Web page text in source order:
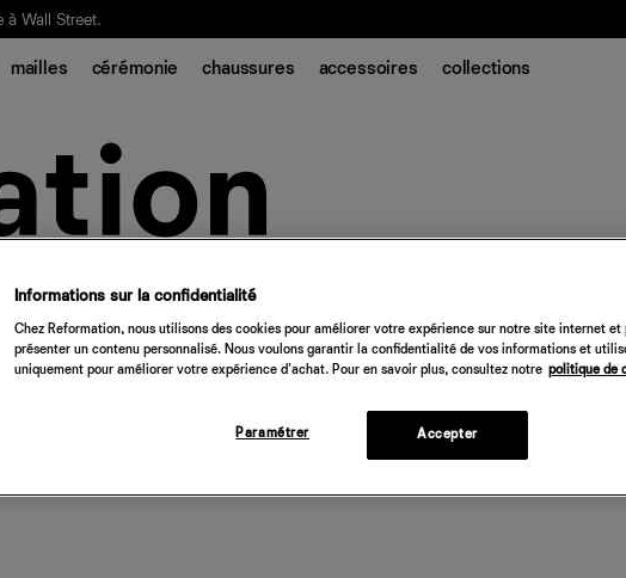
à Wall Street.
mailles cérémonie chaussures accessoires collections
Informations sur la confidentialité
Chez Reformation, nous utilisons des cookies pour améliorer votre expérience sur notre site internet et
présenter un contenu personnalisé. Nous voulons garantir la confidentialité de vos informations et
uniquement pour améliorer votre expérience d'achat. Pour en savoir plus, consultez notre politique de
Paramétrer Accepter